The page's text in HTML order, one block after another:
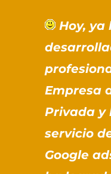
Hoy, ya
Empresa
Privada y
servicio
Google